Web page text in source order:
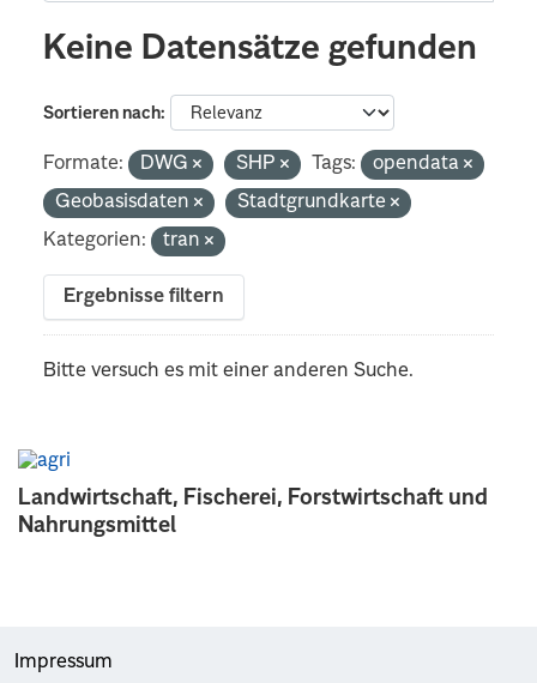
Landwirtschaft, Fischerei, Forstwirtschaft und
Nahrungsmittel
Keine Datensätze gefunden
Sortieren nach
Formate: DWG SHP Tags:
opendata
Geobasisdaten
Stadtgrundkarte
Kategorien:
tran
Ergebnisse filtern
Bitte versuch es mit einer anderen Suche.
Impressum